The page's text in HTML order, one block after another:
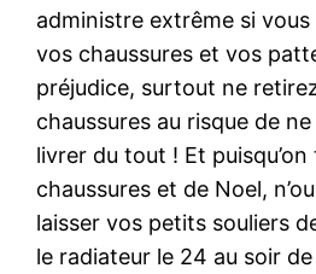
administre extrême si
vos chaussures et vos
préjudice, surtout ne
chaussures au risque de
livrer du tout ! Et
chaussures et de Noel,
laisser vos petits souliers
le radiateur le 24 au soir